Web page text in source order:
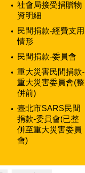
社會局接受捐贈物
資明細
民間捐款-經費支用
情形
民間捐款-委員會
重大災害民間捐款-
重大災害委員會(整
併前)
臺北市SARS民間
捐款-委員會(已整
併至重大災害委員
會)